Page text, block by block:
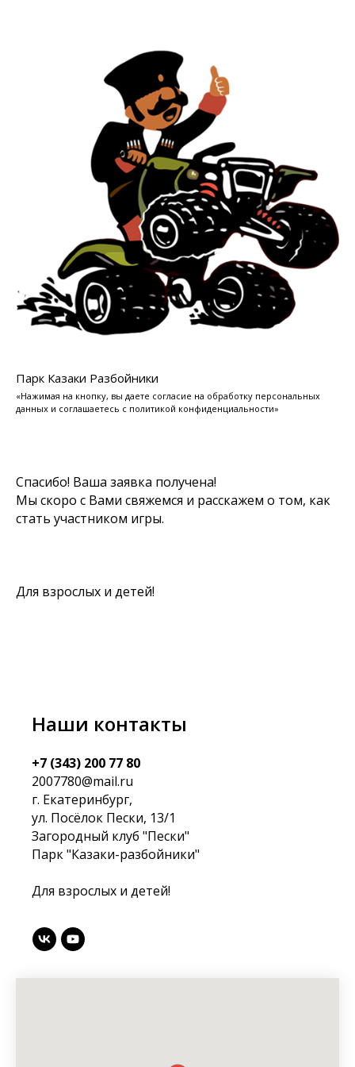
Парк Казаки Разбойники
«Нажимая на кнопку, вы даете согласие на обработку персональных
данных и соглашаетесь c политикой конфиденциальности»
Спасибо! Ваша заявка получена!
Мы скоро с Вами свяжемся и расскажем о том, как
стать участником игры.
Для взрослых и детей!
Наши контакты
+7 (343) 200 77 80
2007780@mail.ru
г. Екатеринбург,
ул. Посёлок Пески, 13/1
Загородный клуб "Пески"
Парк "Казаки-разбойники"
Для взрослых и детей!